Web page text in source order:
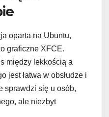
oparta na Ubuntu,
graficzne XFCE.
między lekkością a
jest łatwa w obsłudze i
sprawdzi się u osób,
ale niezbyt